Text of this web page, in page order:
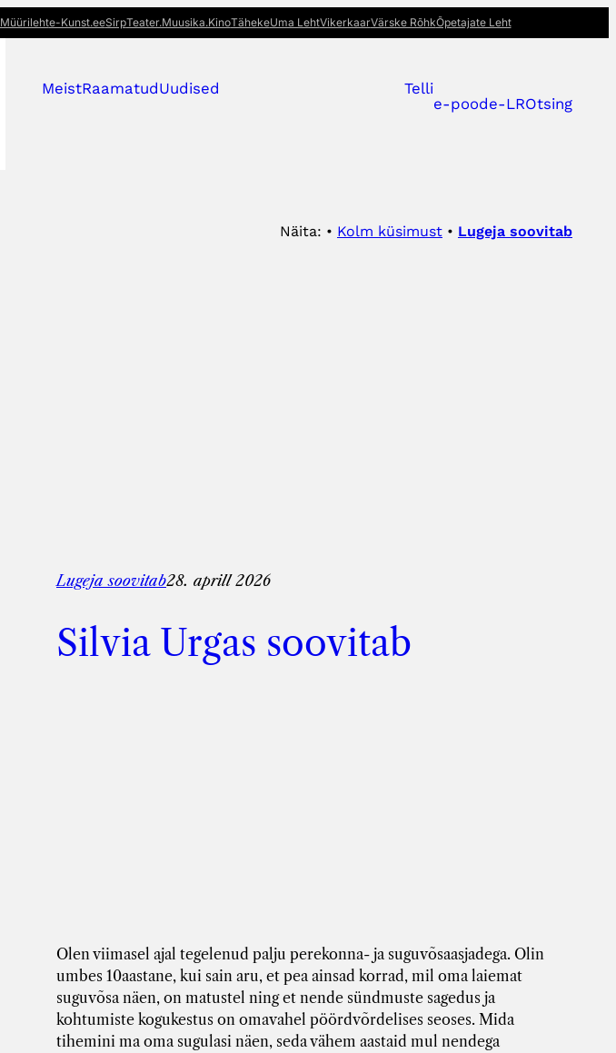
Müürilehte-Kunst.eeSirpTeater.Muusika.KinoTähekeUma LehtVikerkaarVärske RõhkÕpetajate Leht
MeistRaamatudUudised
Telli
e-poode-LROtsing
Näita: • Kolm küsimust • Lugeja soovitab
Lugeja soovitab28. aprill 2026
Silvia Urgas soovitab
Olen viimasel ajal tegelenud palju perekonna- ja suguvõsaasjadega. Olin
umbes 10aastane, kui sain aru, et pea ainsad korrad, mil oma laiemat
suguvõsa näen, on matustel ning et nende sündmuste sagedus ja
kohtumiste kogukestus on omavahel pöördvõrdelises seoses. Mida
tihemini ma oma sugulasi näen, seda vähem aastaid mul nendega